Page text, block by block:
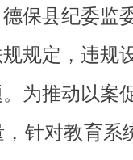
保县纪委监
规定，违规
为推动以案
针对教育系